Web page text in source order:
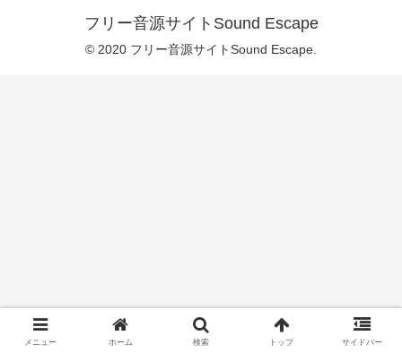
フリー音源サイトSound Escape
© 2020 フリー音源サイトSound Escape.
メニュー ホーム 検索 トップ サイドバー